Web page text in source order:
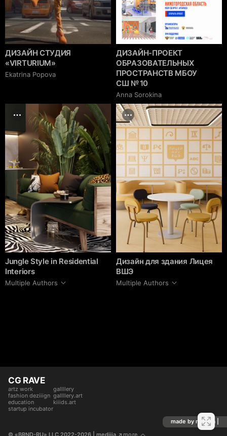
ДИЗАЙН СТУДИЯ
«VIRTURIUM»
Ekatrina Popova
ДИЗАЙН-ПРОЕКТ
ОБРАЗОВАТЕЛЬНЫХ
ПРОСТРАНСТВ МБОУ
СШ № 10
Anna Sorokina
Jungle Style in Residential
Interiors
Multiple Authors
Дизайн для здания Лицея
ВШЭ
Multiple Authors
CG RAVE
artz work
fashion deziiign
education
startup incubator
gallllery
gallllery.art
kiiids.art
made by mediiia |
© «BRND-RU» LLC 2022-2026 | mediiia more